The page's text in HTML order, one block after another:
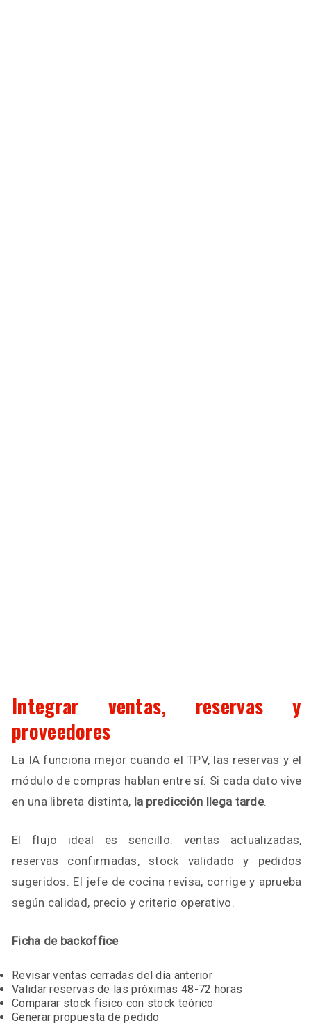
Integrar ventas, reservas y
proveedores
La IA funciona mejor cuando el TPV, las reservas y el
módulo de compras hablan entre sí. Si cada dato vive
en una libreta distinta, la predicción llega tarde.
El flujo ideal es sencillo: ventas actualizadas,
reservas confirmadas, stock validado y pedidos
sugeridos. El jefe de cocina revisa, corrige y aprueba
según calidad, precio y criterio operativo.
Ficha de backoffice
Revisar ventas cerradas del día anterior
Validar reservas de las próximas 48-72 horas
Comparar stock físico con stock teórico
Generar propuesta de pedido